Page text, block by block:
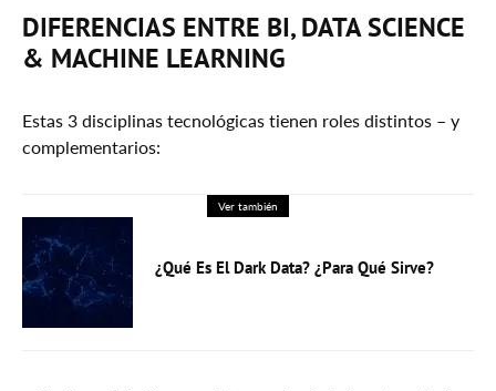
DIFERENCIAS ENTRE BI, DATA SCIENCE
& MACHINE LEARNING
Estas 3 disciplinas tecnológicas tienen roles distintos – y
complementarios:
Ver también
¿Qué Es El Dark Data? ¿Para Qué Sirve?